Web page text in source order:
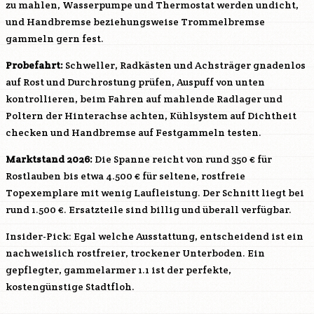
zu mahlen, Wasserpumpe und Thermostat werden undicht,
und Handbremse beziehungsweise Trommelbremse
gammeln gern fest.
Probefahrt: Schweller, Radkästen und Achsträger gnadenlos
auf Rost und Durchrostung prüfen, Auspuff von unten
kontrollieren, beim Fahren auf mahlende Radlager und
Poltern der Hinterachse achten, Kühlsystem auf Dichtheit
checken und Handbremse auf Festgammeln testen.
Marktstand 2026: Die Spanne reicht von rund 350 € für
Rostlauben bis etwa 4.500 € für seltene, rostfreie
Topexemplare mit wenig Laufleistung. Der Schnitt liegt bei
rund 1.500 €. Ersatzteile sind billig und überall verfügbar.
Insider-Pick: Egal welche Ausstattung, entscheidend ist ein
nachweislich rostfreier, trockener Unterboden. Ein
gepflegter, gammelarmer 1.1 ist der perfekte,
kostengünstige Stadtfloh.